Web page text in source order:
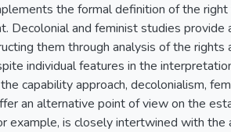
the formal definition of the
Decolonial and feminist studies provide
them through analysis of the rights
individual features in the
capability approach, decolonialism,
an alternative point of view on the
example, is closely intertwined with the